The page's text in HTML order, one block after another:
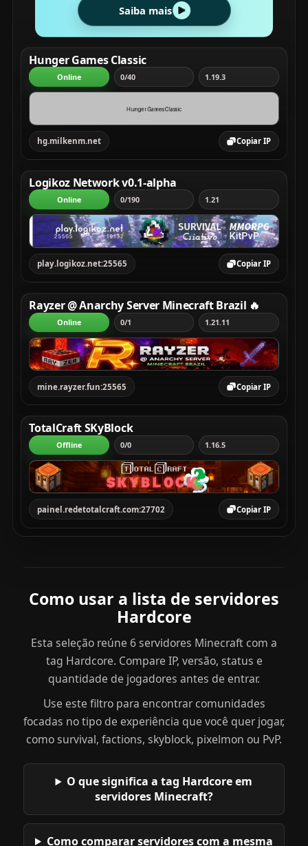
Saiba mais
hg.milkenm.net Copiar IP
Hunger Games Classic
Online 0/40 1.19.3
play.logikoz.net:25565 Copiar IP
Logikoz Network v0.1-alpha
Online 0/190 1.21
mine.rayzer.fun:25565 Copiar IP
Rayzer @ Anarchy Server Minecraft Brazil 🔥
Online 0/1 1.21.11
painel.redetotalcraft.com:27702 Copiar IP
TotalCraft SKyBlock
Offline 0/0 1.16.5
Como usar a lista de servidores
Hardcore
Esta seleção reúne 6 servidores Minecraft com a
tag Hardcore. Compare IP, versão, status e
quantidade de jogadores antes de entrar.
Use este filtro para encontrar comunidades
focadas no tipo de experiência que você quer jogar,
como survival, factions, skyblock, pixelmon ou PvP.
O que significa a tag Hardcore em
servidores Minecraft?
Como comparar servidores com a mesma